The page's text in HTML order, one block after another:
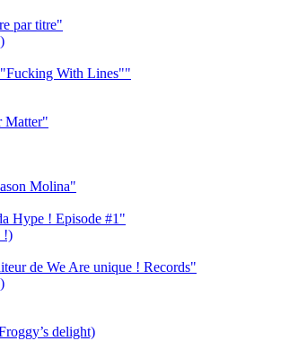
par titre"
With Lines""
Matter"
Molina"
Hype ! Episode #1"
!)
de We Are unique ! Records"
delight)